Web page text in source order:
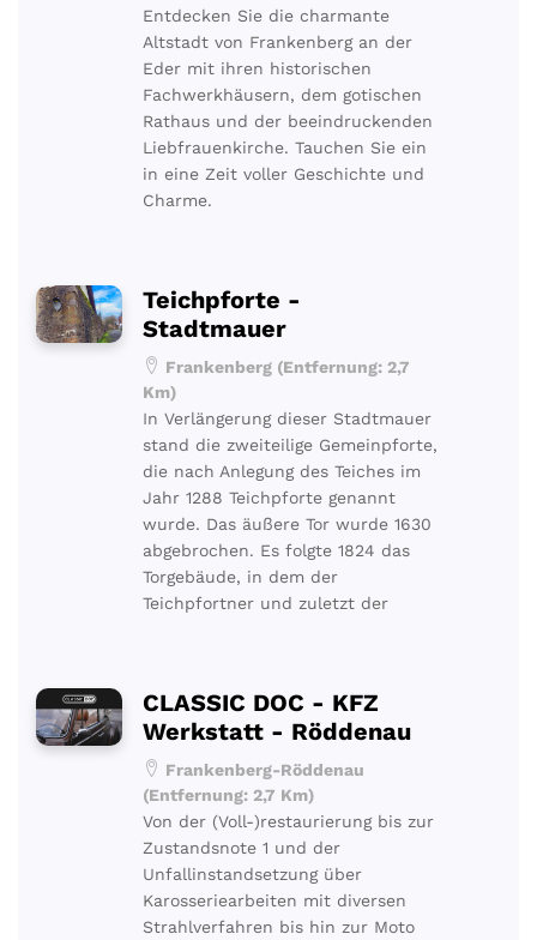
Entdecken Sie die charmante
Altstadt von Frankenberg an der
Eder mit ihren historischen
Fachwerkhäusern, dem gotischen
Rathaus und der beeindruckenden
Liebfrauenkirche. Tauchen Sie ein
in eine Zeit voller Geschichte und
Charme.
Teichpforte -
Stadtmauer
Frankenberg (Entfernung: 2,7
Km)
In Verlängerung dieser Stadtmauer
stand die zweiteilige Gemeinpforte,
die nach Anlegung des Teiches im
Jahr 1288 Teichpforte genannt
wurde. Das äußere Tor wurde 1630
abgebrochen. Es folgte 1824 das
Torgebäude, in dem der
Teichpfortner und zuletzt der
CLASSIC DOC - KFZ
Werkstatt - Röddenau
Frankenberg-Röddenau
(Entfernung: 2,7 Km)
Von der (Voll-)restaurierung bis zur
Zustandsnote 1 und der
Unfallinstandsetzung über
Karosseriearbeiten mit diversen
Strahlverfahren bis hin zur Moto